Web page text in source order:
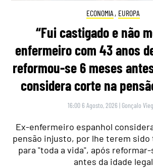
ECONOMIA , EUROPA
“Fui castigado e não
enfermeiro com 43 anos
reformou-se 6 meses
considera corte na
16:00 6 Agosto, 2026 | Gonçalo
Ex-enfermeiro espanhol
pensão injusto, por lhe terem sido
para "toda a vida", após
antes da idade legal